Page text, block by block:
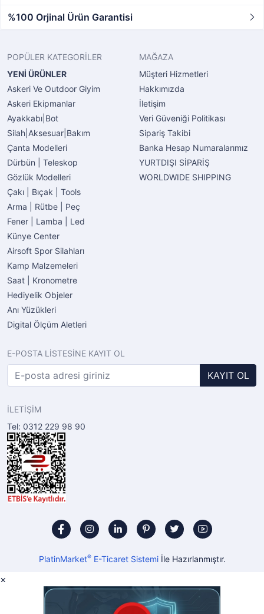
%100 Orjinal Ürün Garantisi
POPÜLER KATEGORİLER
YENİ ÜRÜNLER
Askeri Ve Outdoor Giyim
Askeri Ekipmanlar
Ayakkabı|Bot
Silah|Aksesuar|Bakım
Çanta Modelleri
Dürbün | Teleskop
Gözlük Modelleri
Çakı | Bıçak | Tools
Arma | Rütbe | Peç
Fener | Lamba | Led
Künye Center
Airsoft Spor Silahları
Kamp Malzemeleri
Saat | Kronometre
Hediyelik Objeler
Anı Yüzükleri
Digital Ölçüm Aletleri
MAĞAZA
Müşteri Hizmetleri
Hakkımızda
İletişim
Veri Güveniği Politikası
Sipariş Takibi
Banka Hesap Numaralarımız
YURTDIŞI SİPARİŞ
WORLDWIDE SHIPPING
E-POSTA LİSTESİNE KAYIT OL
KAYIT OL
İLETİŞİM
Tel: 0312 229 98 90
PlatinMarket®E-Ticaret Sistemiİle Hazırlanmıştır.
×